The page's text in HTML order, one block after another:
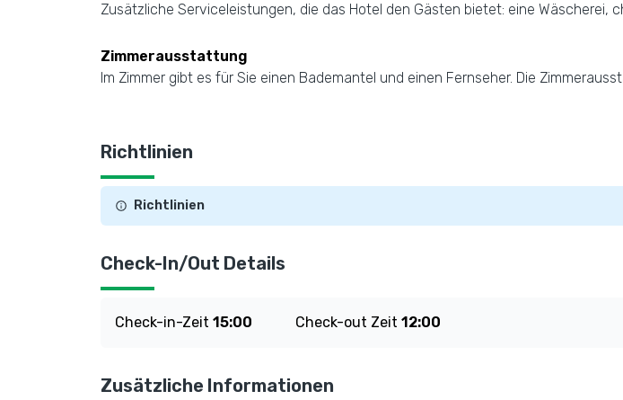
Zusätzliche Serviceleistungen, die das Hotel den Gästen bietet: eine Wäscherei,
Zimmerausstattung
Im Zimmer gibt es für Sie einen Bademantel und einen Fernseher. Die
Richtlinien
Richtlinien
Check-In/Out Details
Check-in-Zeit 15:00 Check-out Zeit 12:00
Zusätzliche Informationen